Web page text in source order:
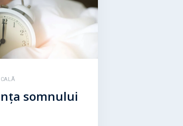
somnului